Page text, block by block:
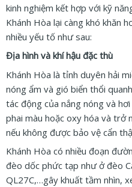
kinh nghiệm kết hợp với kỹ
Khánh Hòa lại càng khó khăn
nhiều yếu tố như sau:
Địa hình và khí hậu đặc thù
Khánh Hòa là tỉnh duyên hải
nóng ẩm và gió biển thổi
tác động của nắng nóng và
phai màu hoặc oxy hóa và trở
nếu không được bảo vệ cẩn
Khánh Hòa có nhiều đoạn
đèo dốc phức tạp như ở đèo
QL27C,…gây khuất tầm nhìn,